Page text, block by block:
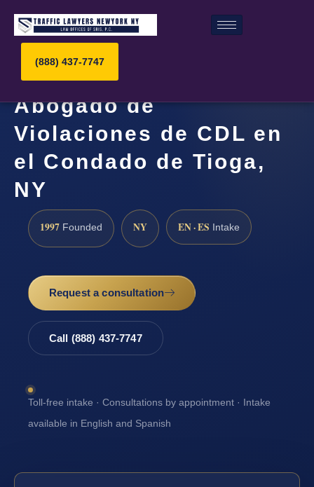
(888) 437-7747
Abogado de
Violaciones de CDL en
el Condado de Tioga,
NY
1997 Founded NY EN · ES Intake
Request a consultation
Call (888) 437-7747
Toll-free intake · Consultations by appointment · Intake
available in English and Spanish